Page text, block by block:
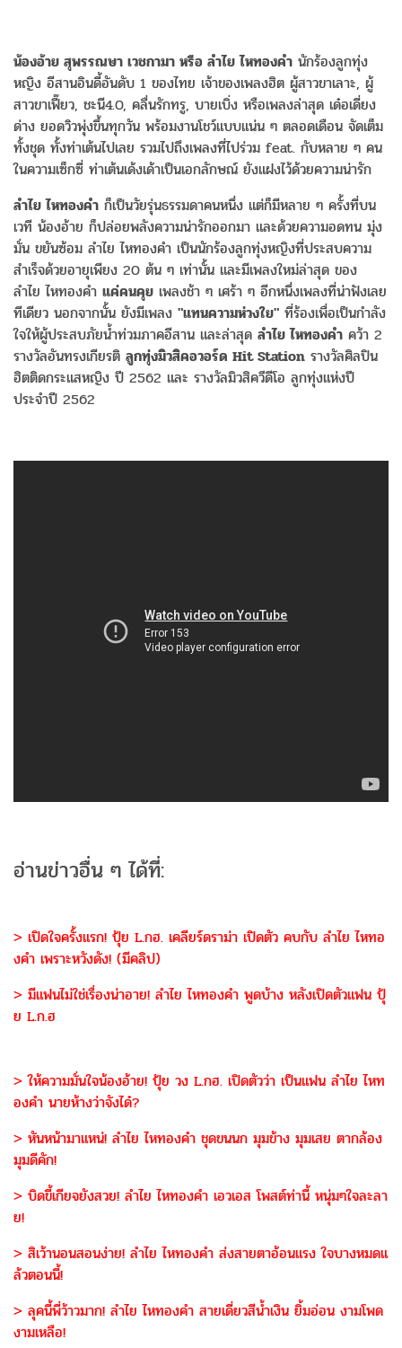
น้องอ้าย สุพรรณษา เวชกามา หรือ ลำไย ไหทองคำ นักร้องลูกทุ่ง
หญิง อีสานอินดี้อันดับ 1 ของไทย เจ้าของเพลงฮิต ผู้สาวขาเลาะ, ผู้
สาวขาเฟี๊ยว, ชะนี4.0, คลื่นรักทรู, บายเบิ่ง หรือเพลงล่าสุด เด๋อเดี่ยง
ด่าง ยอดวิวพุ่งขึ้นทุกวัน พร้อมงานโชว์แบบแน่น ๆ ตลอดเดือน จัดเต็ม
ทั้งชุด ทั้งท่าเต้นไปเลย รวมไปถึงเพลงที่ไปร่วม feat. กับหลาย ๆ คน
ในความเซ็กซี่ ท่าเต้นเด้งเด้าเป็นเอกลักษณ์ ยังแฝงไว้ด้วยความน่ารัก
ลำไย ไหทองคำ ก็เป็นวัยรุ่นธรรมดาคนหนึ่ง แต่ก็มีหลาย ๆ ครั้งที่บน
เวที น้องอ้าย ก็ปล่อยพลังความน่ารักออกมา และด้วยความอดทน มุ่ง
มั่น ขยันซ้อม ลำไย ไหทองคำ เป็นนักร้องลูกทุ่งหญิงที่ประสบความ
สำเร็จด้วยอายุเพียง 20 ต้น ๆ เท่านั้น และมีเพลงใหม่ล่าสุด ของ
ลำไย ไหทองคำ แค่คนคุย เพลงช้า ๆ เศร้า ๆ อีกหนึ่งเพลงที่น่าฟังเลย
ทีเดียว นอกจากนั้น ยังมีเพลง "แทนความห่วงใย" ที่ร้องเพื่อเป็นกำลัง
ใจให้ผู้ประสบภัยน้ำท่วมภาคอีสาน และล่าสุด ลำไย ไหทองคำ คว้า 2
รางวัลอันทรงเกียรติ ลูกทุ่งมิวสิคอวอร์ด Hit Station รางวัลศิลปิน
ฮิตติดกระแสหญิง ปี 2562 และ รางวัลมิวสิควีดีโอ ลูกทุ่งแห่งปี
ประจำปี 2562
อ่านข่าวอื่น ๆ ได้ที่:
> เปิดใจครั้งแรก! ปุ้ย L.กฮ. เคลียร์ดราม่า เปิดตัว คบกับ ลำไย ไหทอ
งคำ เพราะหวังดัง! (มีคลิป)
> มีแฟนไม่ใช่เรื่องน่าอาย! ลำไย ไหทองคำ พูดบ้าง หลังเปิดตัวแฟน ปุ้
ย L.ก.ฮ
> ให้ความมั่นใจน้องอ้าย! ปุ้ย วง L.กฮ. เปิดตัวว่า เป็นแฟน ลำไย ไหท
องคำ นายห้างว่าจังได๋?
> หันหน้ามาแหน่! ลำไย ไหทองคำ ชุดขนนก มุมข้าง มุมเสย ตากล้อง
มุมดีคัก!
> บิดขี้เกียจยังสวย! ลำไย ไหทองคำ เอวเอส โพสต์ท่านี้ หนุ่มๆใจละลา
ย!
> สิเว้านอนสอนง่าย! ลำไย ไหทองคำ ส่งสายตาอ้อนแรง ใจบางหมดแ
ล้วตอนนี้!
> ลุคนี้พี่ว้าวมาก! ลำไย ไหทองคำ สายเดี่ยวสีน้ำเงิน ยิ้มอ่อน งามโพด
งามเหลือ!